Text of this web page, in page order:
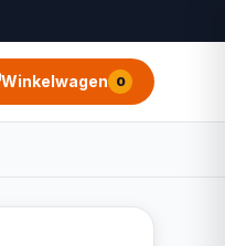
Winkelwagen 0